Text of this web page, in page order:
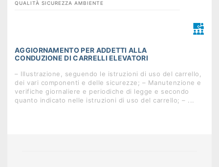
QUALITÀ SICUREZZA AMBIENTE
AGGIORNAMENTO PER ADDETTI ALLA
CONDUZIONE DI CARRELLI ELEVATORI
– Illustrazione, seguendo le istruzioni di uso del carrello,
dei vari componenti e delle sicurezze; – Manutenzione e
verifiche giornaliere e periodiche di legge e secondo
quanto indicato nelle istruzioni di uso del carrello; – ...